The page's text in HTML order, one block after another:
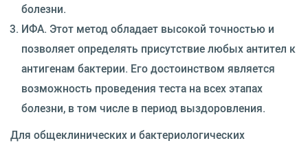
болезни.
ИФА. Этот метод обладает высокой точностью и
позволяет определять присутствие любых антител к
антигенам бактерии. Его достоинством является
возможность проведения теста на всех этапах
болезни, в том числе в период выздоровления.
Для общеклинических и бактериологических